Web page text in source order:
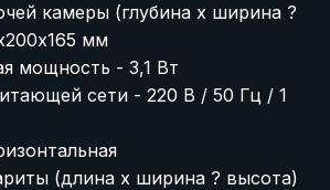
камеры (глубина х ширина ?
мм
мощность - 3,1 Вт
сети - 220 В / 50 Гц / 1
(длина х ширина ? высота)